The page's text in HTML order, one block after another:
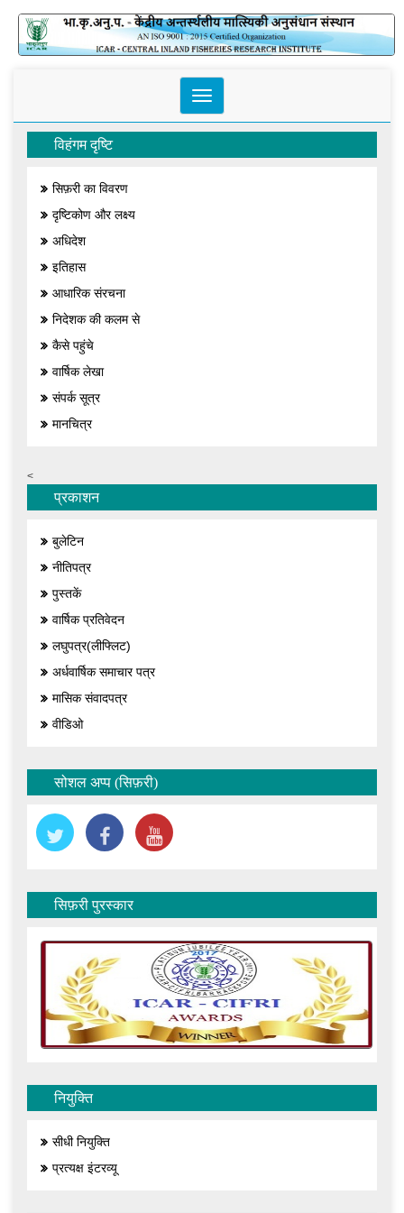
Toggle
navigation
विहंगम दृष्टि
सिफ़री का विवरण
दृष्टिकोण और लक्ष्य
अधिदेश
इतिहास
आधारिक संरचना
निदेशक की कलम से
कैसे पहुंचे
वार्षिक लेखा
संपर्क सूत्र
मानचित्र
<
प्रकाशन
बुलेटिन
नीतिपत्र
पुस्तकें
वार्षिक प्रतिवेदन
लघुपत्र(लीफ्लिट)
अर्धवार्षिक समाचार पत्र
मासिक संवादपत्र
वीडिओ
सोशल अप्प (सिफ़री)
सिफ़री पुरस्कार
नियुक्ति
सीधी नियुक्ति
प्रत्यक्ष इंटरव्यू